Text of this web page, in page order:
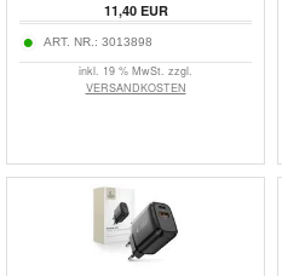
11,40EUR
ART. NR.: 3013898
inkl. 19 % MwSt. zzgl.
VERSANDKOSTEN